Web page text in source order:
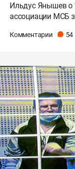
Ильдус Янышев о
ассоциации МСБ
Комментарии 54